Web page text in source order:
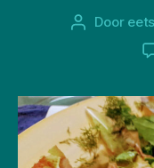
Door